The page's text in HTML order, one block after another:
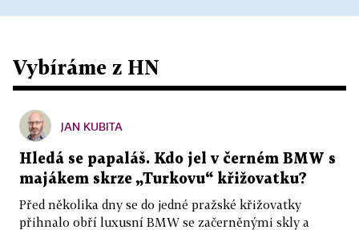
Vybíráme z HN
JAN KUBITA
Hledá se papaláš. Kdo jel v černém BMW s
majákem skrze „Turkovu“ křižovatku?
Před několika dny se do jedné pražské křižovatky
přihnalo obří luxusní BMW se začerněnými skly a